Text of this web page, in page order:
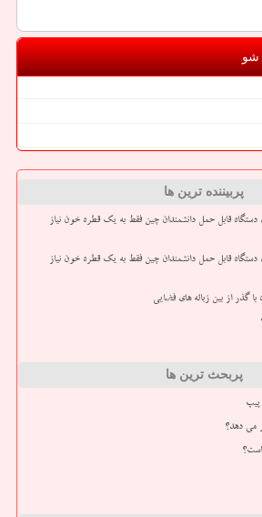
شو
پربیننده ترین ها
با دقت ۹۵ درصدی دستگاه قابل حمل دانشمندان چین فقط به یک قطره خون نیاز
با دقت ۹۵ درصدی دستگاه قابل حمل دانشمندان چین فقط به یک قطره خون نیاز
گذر از بین زباله های فضایی
پربحث ترین ها
پیپ
می دهد؟